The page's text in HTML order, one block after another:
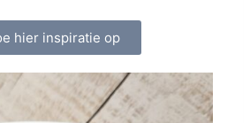
hier inspiratie op